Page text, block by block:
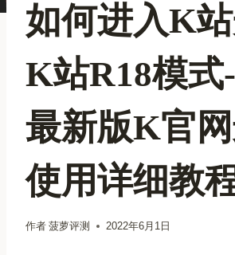
如何进入K
K站R18模式
最新版K官
使用详细教
作者 菠萝评测 2022年6月1日